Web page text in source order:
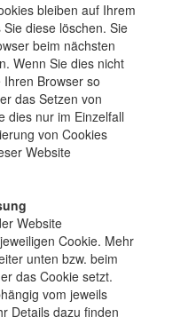
bleiben auf Ihrem
diese löschen. Sie
beim nächsten
Wenn Sie dies nicht
Browser so
das Setzen von
dies nur im Einzelfall
von Cookies
Website
Website
Cookie. Mehr
unten bzw. beim
das Cookie setzt.
vom jeweils
Details dazu finden